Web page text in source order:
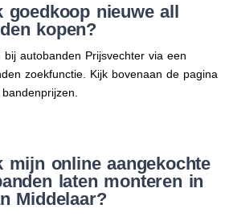
goedkoop nieuwe all
kopen?
bij autobanden Prijsvechter via een
zoekfunctie. Kijk bovenaan de pagina
mijn online aangekochte
laten monteren in
Middelaar?